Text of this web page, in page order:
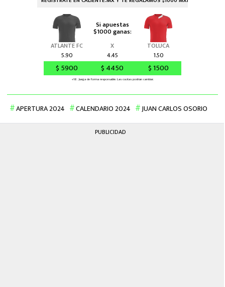
APERTURA 2024 CALENDARIO 2024 JUAN CARLOS OSORIO
PUBLICIDAD